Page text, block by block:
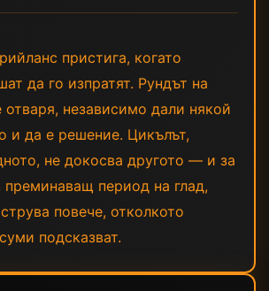
пристига, когато
да го изпратят. Рундът на
отваря, независимо дали някой
и да е решение. Цикълът,
не докосва другото — и за
период на глад,
повече, отколкото
подсказват.